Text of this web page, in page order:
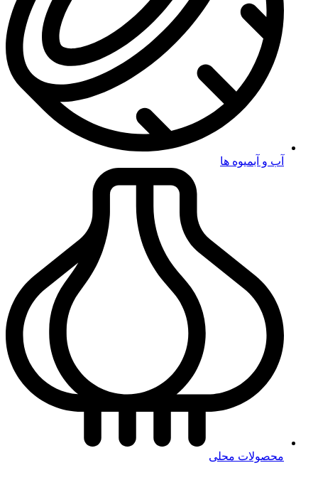
آب و آبمیوه ها
محصولات محلی